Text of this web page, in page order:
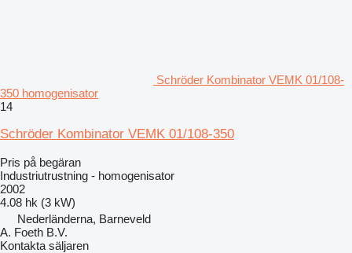
Schröder Kombinator VEMK 01/108-
350 homogenisator
14
Schröder Kombinator VEMK 01/108-350
Pris på begäran
Industriutrustning - homogenisator
2002
4.08 hk (3 kW)
Nederländerna, Barneveld
A. Foeth B.V.
Kontakta säljaren